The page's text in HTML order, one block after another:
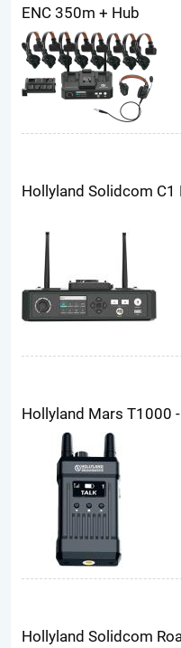
ENC 350m + Hub
Hollyland Solidcom C1
Hollyland Mars T1000
Hollyland Solidcom